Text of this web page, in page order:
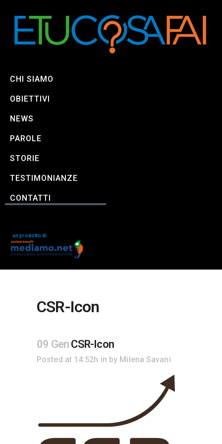
CHI SIAMO
OBIETTIVI
NEWS
PAROLE
STORIE
TESTIMONIANZE
CONTATTI
un prodotto di
CSR-Icon
09 Gen CSR-Icon
Posted at 14:52h in by Milena Savani